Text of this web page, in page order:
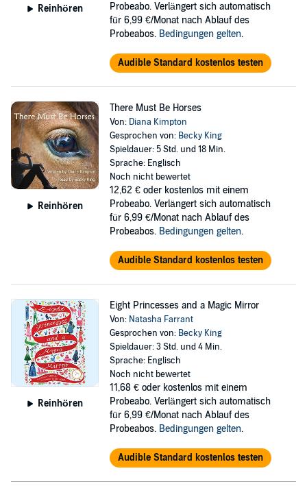
Reinhören
Probeabo. Verlängert sich automatisch
für 6,99 €/Monat nach Ablauf des
Probeabos. Bedingungen gelten.
Audible Standard kostenlos testen
Reinhören
There Must Be Horses
Von: Diana Kimpton
Gesprochen von: Becky King
Spieldauer: 5 Std. und 18 Min.
Sprache: Englisch
Noch nicht bewertet
12,62 € oder kostenlos mit einem
Probeabo. Verlängert sich automatisch
für 6,99 €/Monat nach Ablauf des
Probeabos. Bedingungen gelten.
Audible Standard kostenlos testen
Reinhören
Eight Princesses and a Magic Mirror
Von: Natasha Farrant
Gesprochen von: Becky King
Spieldauer: 3 Std. und 4 Min.
Sprache: Englisch
Noch nicht bewertet
11,68 € oder kostenlos mit einem
Probeabo. Verlängert sich automatisch
für 6,99 €/Monat nach Ablauf des
Probeabos. Bedingungen gelten.
Audible Standard kostenlos testen